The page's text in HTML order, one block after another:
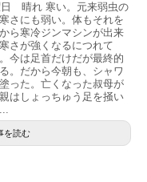
晴れ 寒い。元来弱虫の
さにも弱い。体もそれを
ら寒冷ジンマシンが出来
さが強くなるにつれて
今は足首だけだが最終的
。だから今朝も、シャワ
った。亡くなった叔母が
はしょっちゅう足を掻い
を読む